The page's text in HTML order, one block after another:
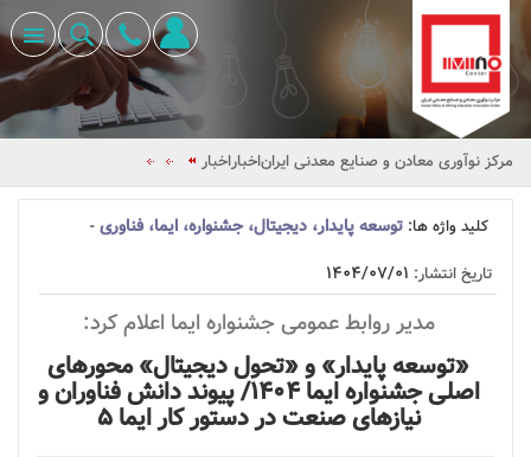
مرکز نوآوری معادن و صنایع معدنی ایراناخباراخبار
کلید واژه ها: توسعه پایدار، دیجیتال، جشنواره، ایما، فناوری-
تاریخ انتشار: ۱۴۰۴/۰۷/۰۱
مدیر روابط عمومی جشنواره ایما اعلام کرد:
«توسعه پایدار» و «تحول دیجیتال» محورهای
اصلیجشنوارهایما ۱۴۰۴/ پیوند دانش فناوران و
نیازهای صنعت در دستور کارایما۵